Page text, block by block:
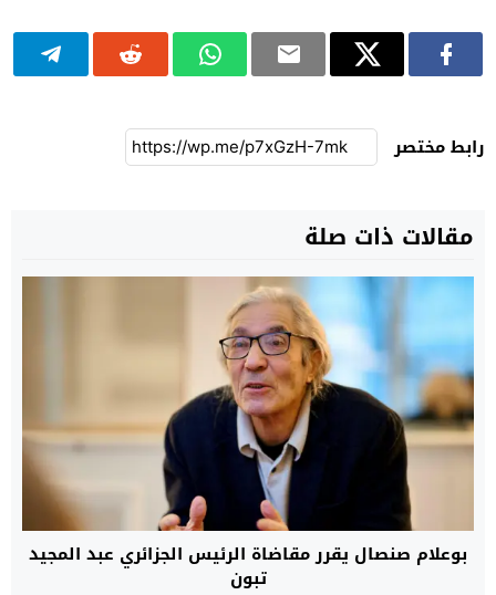
رابط مختصر
مقالات ذات صلة
بوعلام صنصال يقرر مقاضاة الرئيس الجزائري عبد المجيد
تبون